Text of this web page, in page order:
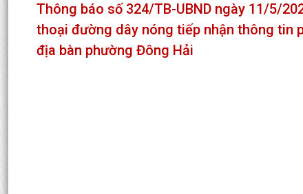
Thông báo số 324/TB-UBND ngày 11/5/
thoại đường dây nóng tiếp nhận thông tin
địa bàn phường Đông Hải